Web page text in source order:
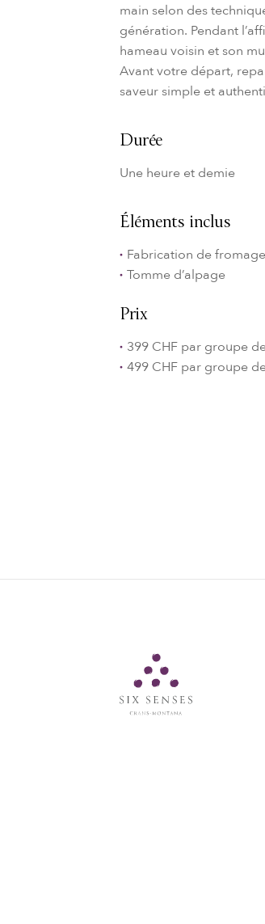
main selon des
génération. Pendant
hameau voisin et son
Avant votre départ,
saveur simple et
Durée
Une heure et demie
Éléments inclus
Fabrication de
Tomme d’alpage
Prix
399 CHF par groupe
499 CHF par groupe